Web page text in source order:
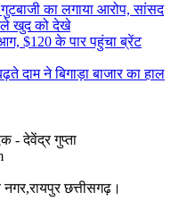
का लगाया आरोप, सांसद
खुद को देखे
$120 के पार पहुंचा ब्रेंट
दाम ने बिगाड़ा बाजार का हाल
- देवेंद्र गुप्ता
छत्तीसगढ़।